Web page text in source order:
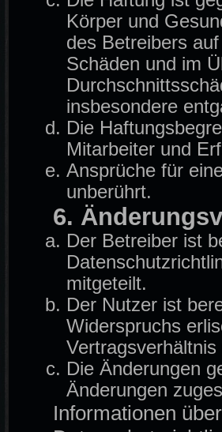
Körper und
des Betreibers
Schäden und im
insbesondere
Die
Mitarbeiter und
Ansprüche für
unberührt.
6.
Der Betreiber ist
mitgeteilt.
Der Nutzer ist
Widerspruchs
Die Änderungen
Änderungen
Informationen